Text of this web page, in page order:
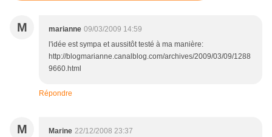
M marianne 09/03/2009 14:59
l'idée est sympa et aussitôt testé à ma manière:
http://blogmarianne.canalblog.com/archives/2009/03/09/1288
9660.html
Répondre
M Marine 22/12/2008 23:37